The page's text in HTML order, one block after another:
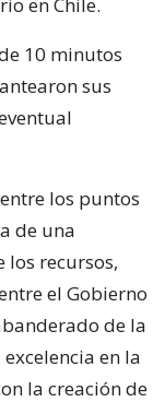
10 minutos
sus
los puntos
de una
los recursos,
el Gobierno
de la
en la
la creación de